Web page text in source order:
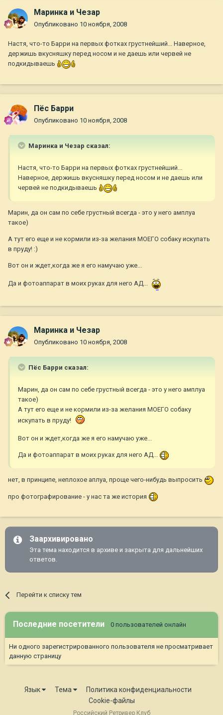
Маринка и Чезар
Опубликовано 10 ноября, 2008
Настя, что-то Барри на первых фотках грустнейший... Наверное,
держишь вкусняшку перед носом и не даешь или червей не
подкидываешь
Пёс Барри
Опубликовано 10 ноября, 2008
Маринка и Чезар сказал:
Настя, что-то Барри на первых фотках грустнейший...
Наверное, держишь вкусняшку перед носом и не даешь или
червей не подкидываешь
Марин, да он сам по себе грустный всегда - это у него амплуа
такое)
А тут его еще и не кормили из-за желания МОЕГО собаку искупать
в пруду! :)
Вот он и ждет,когда же я его намучаю уже...
Да и фотоаппарат в моих руках для него АД...
Маринка и Чезар
Опубликовано 10 ноября, 2008
Пёс Барри сказал:
Марин, да он сам по себе грустный всегда - это у него амплуа
такое)
А тут его еще и не кормили из-за желания МОЕГО собаку
искупать в пруду!
Вот он и ждет,когда же я его намучаю уже...
Да и фотоаппарат в моих руках для него АД...
нет, в принципе, неплохое аплуа, проще чего-нибудь выпросить
про фотографирование - у нас та же история
Заархивировано
Эта тема находится в архиве и закрыта для дальнейших
ответов.
Перейти к списку тем
Последние посетители 0 пользователей онлайн
Ни одного зарегистрированного пользователя не просматривает
данную страницу
Язык Тема
Политика конфиденциальности
Cookie-файлы
Российский Ретривер Клуб